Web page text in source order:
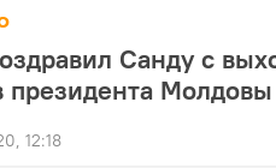
Санду с
президента Молдовы
12:18